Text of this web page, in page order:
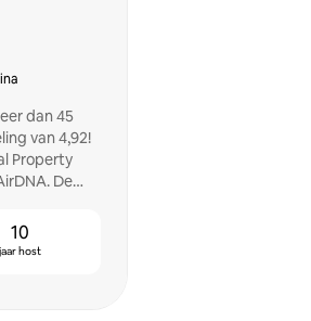
dan 45
van 4,92!
Property
De
10
jaar host